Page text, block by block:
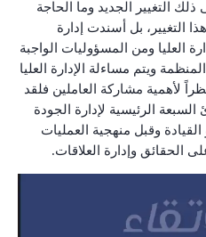
ذلك التغيير الجديد وما الحاجة
التغيير، بل أسندت إدارة
العليا ومن المسؤوليات الواجبة
ويتم مساءلة الإدارة العليا
لأهمية مشاركة العاملين فلقد
الرئيسية لإدارة الجودة
وقبل منهجية العمليات
الحقائق وإدارة العلاقات.